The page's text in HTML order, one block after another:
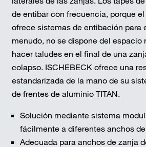
de entibar con frecuencia, porque
ofrece sistemas de entibación para
menudo, no se dispone del espacio
hacer taludes en el final de una
colapso. ISCHEBECK ofrece una
estandarizada de la mano de su
de frentes de aluminio TITAN.
Solución mediante sistema
fácilmente a diferentes anchos
Adecuada para anchos de zanja